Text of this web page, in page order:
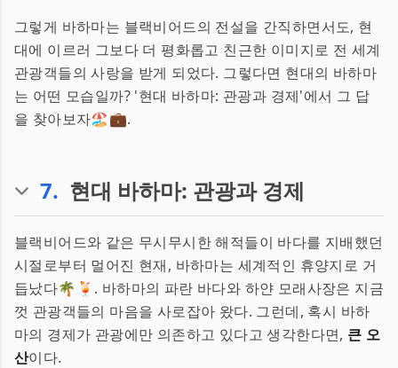
그렇게 바하마는 블랙비어드의 전설을 간직하면서도, 현
대에 이르러 그보다 더 평화롭고 친근한 이미지로 전 세계
관광객들의 사랑을 받게 되었다. 그렇다면 현대의 바하마
는 어떤 모습일까? '현대 바하마: 관광과 경제'에서 그 답
을 찾아보자🏖️💼.
7. 현대 바하마: 관광과 경제
블랙비어드와 같은 무시무시한 해적들이 바다를 지배했던
시절로부터 멀어진 현재, 바하마는 세계적인 휴양지로 거
듭났다🌴🍹. 바하마의 파란 바다와 하얀 모래사장은 지금
껏 관광객들의 마음을 사로잡아 왔다. 그런데, 혹시 바하
마의 경제가 관광에만 의존하고 있다고 생각한다면, 큰 오
산이다.